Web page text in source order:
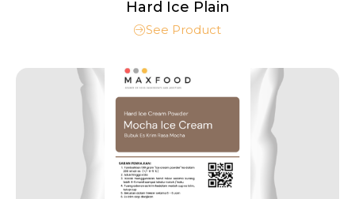
Hard Ice Plain
See Product